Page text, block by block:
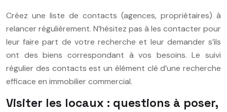
Créez une liste de contacts (agences, propriétaires) à
relancer régulièrement. N’hésitez pas à les contacter pour
leur faire part de votre recherche et leur demander s’ils
ont des biens correspondant à vos besoins. Le suivi
régulier des contacts est un élément clé d’une recherche
efficace en immobilier commercial.
Visiter les locaux : questions à poser,